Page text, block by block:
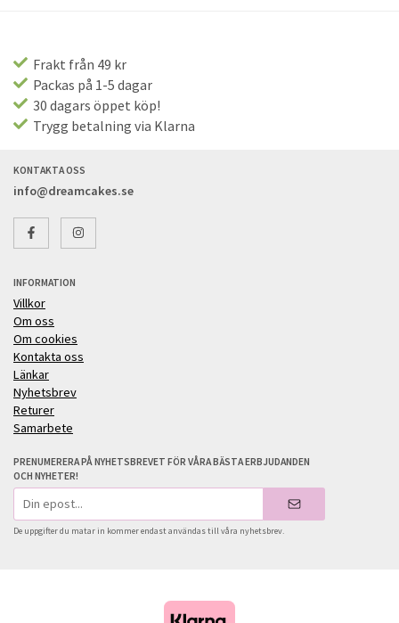
Frakt från 49 kr
Packas på 1-5 dagar
30 dagars öppet köp!
Trygg betalning via Klarna
KONTAKTA OSS
info@dreamcakes.se
INFORMATION
Villkor
Om oss
Om cookies
Kontakta oss
Länkar
Nyhetsbrev
Returer
Samarbete
PRENUMERERA PÅ NYHETSBREVET FÖR VÅRA BÄSTA ERBJUDANDEN
OCH NYHETER!
postadress
De uppgifter du matar in kommer endast användas till våra nyhetsbrev.